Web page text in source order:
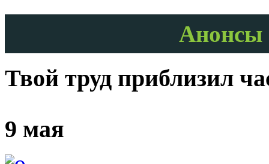
Анонсы
Твой труд приблизил
9 мая